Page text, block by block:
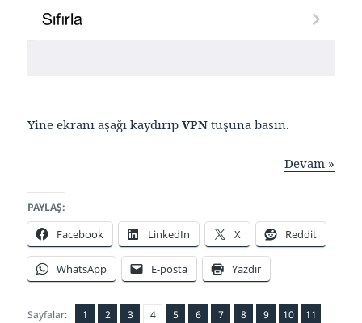
Yine ekranı aşağı kaydırıpVPN tuşuna basın.
Devam »
PAYLAŞ:
Facebook LinkedIn X Reddit
WhatsApp E-posta Yazdır
Sayfalar: Sayfa
1 ,
Sayfa
2 ,
Sayfa
3 ,
Sayfa
4 ,
Sayfa
5 ,
Sayfa
6 ,
Sayfa
7 ,
Sayfa
8 ,
Sayfa
9 ,
Sayfa
10 ,
Sayfa
11